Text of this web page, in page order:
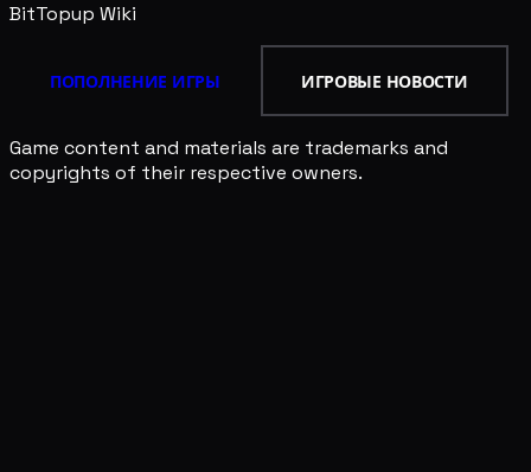
BitTopup Wiki
ПОПОЛНЕНИЕ ИГРЫ ИГРОВЫЕ НОВОСТИ
Game content and materials are trademarks and
copyrights of their respective owners.